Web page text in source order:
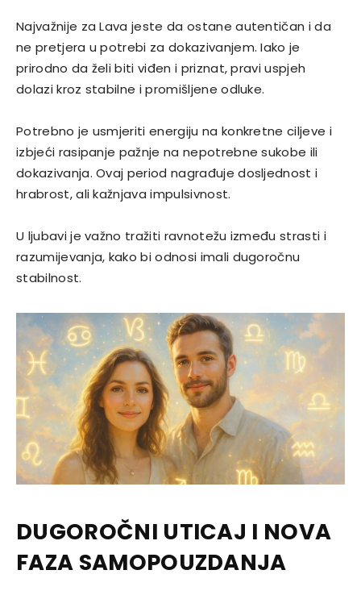
Najvažnije za Lava jeste da ostane autentičan i da
ne pretjera u potrebi za dokazivanjem. Iako je
prirodno da želi biti viđen i priznat, pravi uspjeh
dolazi kroz stabilne i promišljene odluke.
Potrebno je usmjeriti energiju na konkretne ciljeve i
izbjeći rasipanje pažnje na nepotrebne sukobe ili
dokazivanja. Ovaj period nagrađuje dosljednost i
hrabrost, ali kažnjava impulsivnost.
U ljubavi je važno tražiti ravnotežu između strasti i
razumijevanja, kako bi odnosi imali dugoročnu
stabilnost.
DUGOROČNI UTICAJ I NOVA
FAZA SAMOPOUZDANJA